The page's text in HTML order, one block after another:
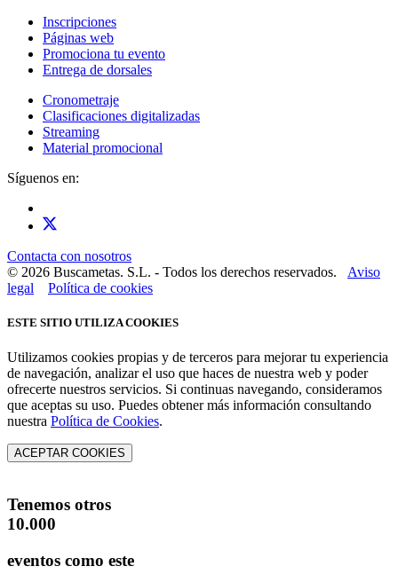
Inscripciones
Páginas web
Promociona tu evento
Entrega de dorsales
Cronometraje
Clasificaciones digitalizadas
Streaming
Material promocional
Síguenos en:
Contacta con nosotros
© 2026 Buscametas. S.L. - Todos los derechos reservados. Aviso
legal
Política de cookies
ESTE SITIO UTILIZA COOKIES
Utilizamos cookies propias y de terceros para mejorar tu experiencia
de navegación, analizar el uso que haces de nuestra web y poder
ofrecerte nuestros servicios. Si continuas navegando, consideramos
que aceptas su uso. Puedes obtener más información consultando
nuestra Política de Cookies.
ACEPTAR COOKIES
Tenemos otros
10.000
eventos como este